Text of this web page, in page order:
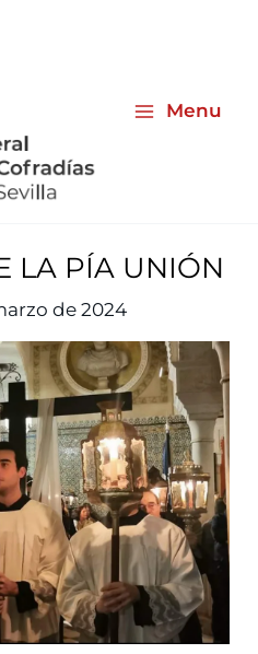
Menu
LA PÍA UNIÓN
de 2024